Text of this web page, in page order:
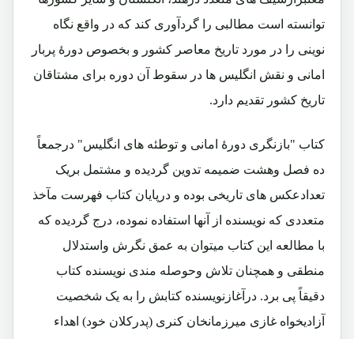
توانسته است مطالبی را گردآوری کند که در واقع نگاه
نوینی را در مورد تاریخ معاصر کشور و بخصوص دورۀ پربار
امانی و نقش انگلیس ها در سقوط آن دوره برای مشتاقان
تاریخ کشور تقدیم دارد.
کتاب "بازنگری دورۀ امانی و توطئه های انگلیس" درجمعاً
ده فصل وهشت ضمیمه تدوین گردیده و مشتمل بریک
تعدادعکس های تاریخی بوده و درپایان کتاب فهرست مآخذ
متعددی که نویسنده از آنها استفاده نموده، درج گردیده که
با مطالعه این کتاب میتوان به عمق نگرش واستدلال
منطقی و همچنان تلاش وحوصله مندی نویسنده کتاب
دقیقاً پی برد. درآغازنویسنده کتابش را به یک شخصیت
آزادیخواه غازی میرزمانخان کنری (پدرکلان خود) اهداء